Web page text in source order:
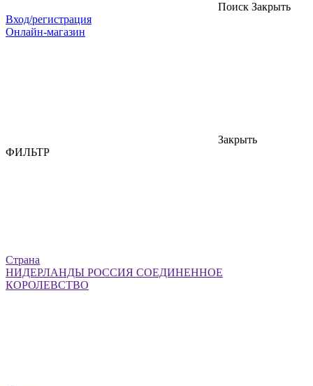
Поиск Закрыть
Вход/регистрация
Онлайн-магазин
Закрыть
ФИЛЬТР
Страна
НИДЕРЛАНДЫ РОССИЯ СОЕДИНЕННОЕ
КОРОЛЕВСТВО